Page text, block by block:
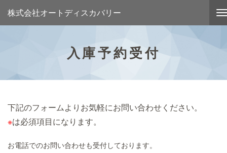
株式会社オートディスカバリー
入庫予約受付
下記のフォームよりお気軽にお問い合わせください。
※は必須項目になります。
お電話でのお問い合わせも受付しております。